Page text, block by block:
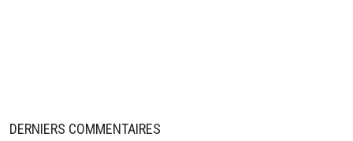
DERNIERS COMMENTAIRES